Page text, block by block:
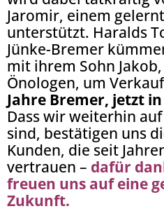
Jaromir, einem
unterstützt. Haralds
Jünke-Bremer
mit ihrem Sohn
Önologen, um
Jahre Bremer, jetzt
Dass wir weiterhin
sind, bestätigen uns
Kunden, die seit
vertrauen – dafür
freuen uns auf eine
Zukunft.